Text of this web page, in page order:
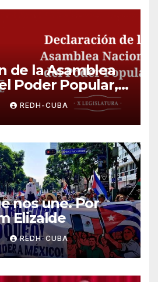
de la Asamblea
Poder Popular,
energético y
al pueblo
REDH-CUBA
nos une. Por
Elizalde
REDH-CUBA